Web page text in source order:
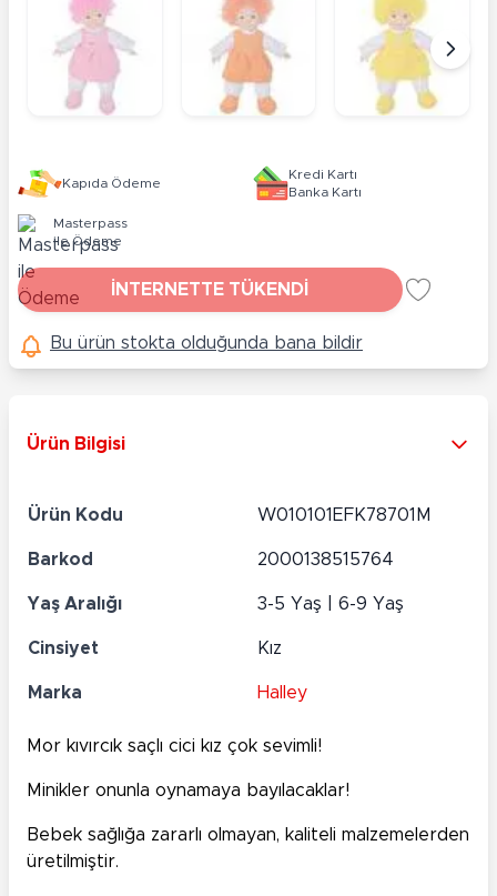
Kapıda Ödeme
Kredi Kartı
Banka Kartı
Masterpass
ile Ödeme
İNTERNETTE TÜKENDİ
Bu ürün stokta olduğunda bana bildir
Ürün Bilgisi
Ürün Kodu W010101EFK78701M
Barkod 2000138515764
Yaş Aralığı 3-5 Yaş | 6-9 Yaş
Cinsiyet Kız
Marka Halley
Mor kıvırcık saçlı cici kız çok sevimli!
Minikler onunla oynamaya bayılacaklar!
Bebek sağlığa zararlı olmayan, kaliteli malzemelerden
üretilmiştir.